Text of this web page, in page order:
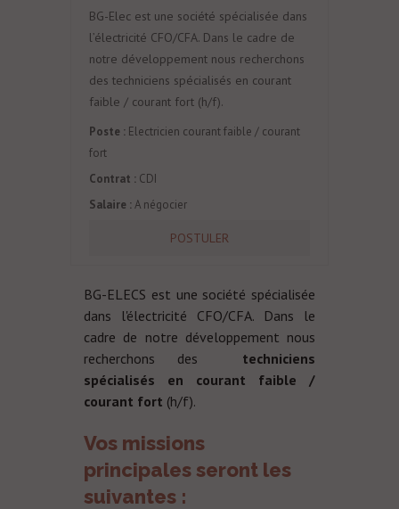
BG-Elec est une société spécialisée dans
l’électricité CFO/CFA. Dans le cadre de
notre développement nous recherchons
des techniciens spécialisés en courant
faible / courant fort (h/f).
Poste : Electricien courant faible / courant
fort
Contrat : CDI
Salaire :A négocier
POSTULER
BG-ELECS est une société spécialisée
dans l'électricité CFO/CFA. Dans le
cadre de notre développement nous
recherchons des techniciens
spécialisés en courant faible /
courant fort (h/f).
Vos missions
principales seront les
suivantes :